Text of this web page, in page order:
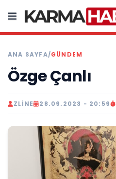
ANA SAYFA/GÜNDEM
Özge Çanlı
ZLINE 28.09.2023 - 20:59